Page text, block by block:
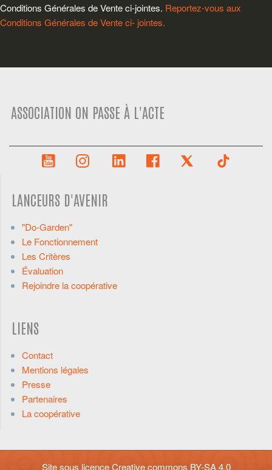
Conditions Générales de Vente ci-jointes. Reportez-vous aux
Conditions Générales de Vente ci- jointes.
ASSOCIATION ON PASSE À L'ACTE
LANCEURS D'AVENIR
"Do-Garden"
Le Fonctionnement
Les Critères
Évaluation
Rejoindre la coopérative
LIENS
Contact
Mentions légales
Presse
Partenaires
La coopérative
Site sous licenceCreative commons BY-SA 4.0